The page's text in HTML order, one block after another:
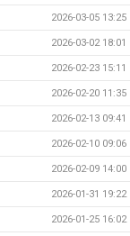
2026-03-05 13:25
2026-03-02 18:01
2026-02-23 15:11
2026-02-20 11:35
2026-02-13 09:41
2026-02-10 09:06
2026-02-09 14:00
2026-01-31 19:22
2026-01-25 16:02